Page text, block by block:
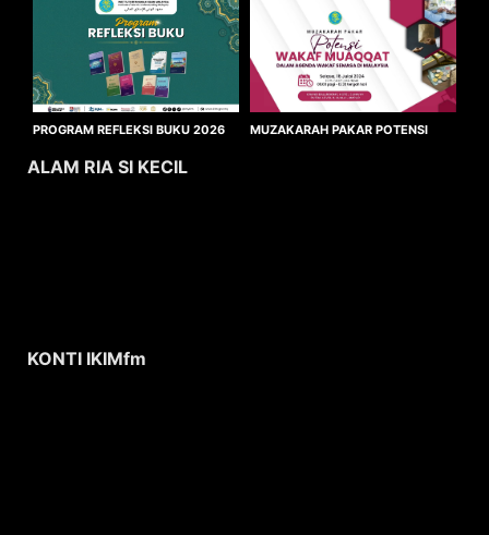
PROGRAM REFLEKSI BUKU 2026
MUZAKARAH PAKAR POTENSI
ALAM RIA SI KECIL
KONTI IKIMfm